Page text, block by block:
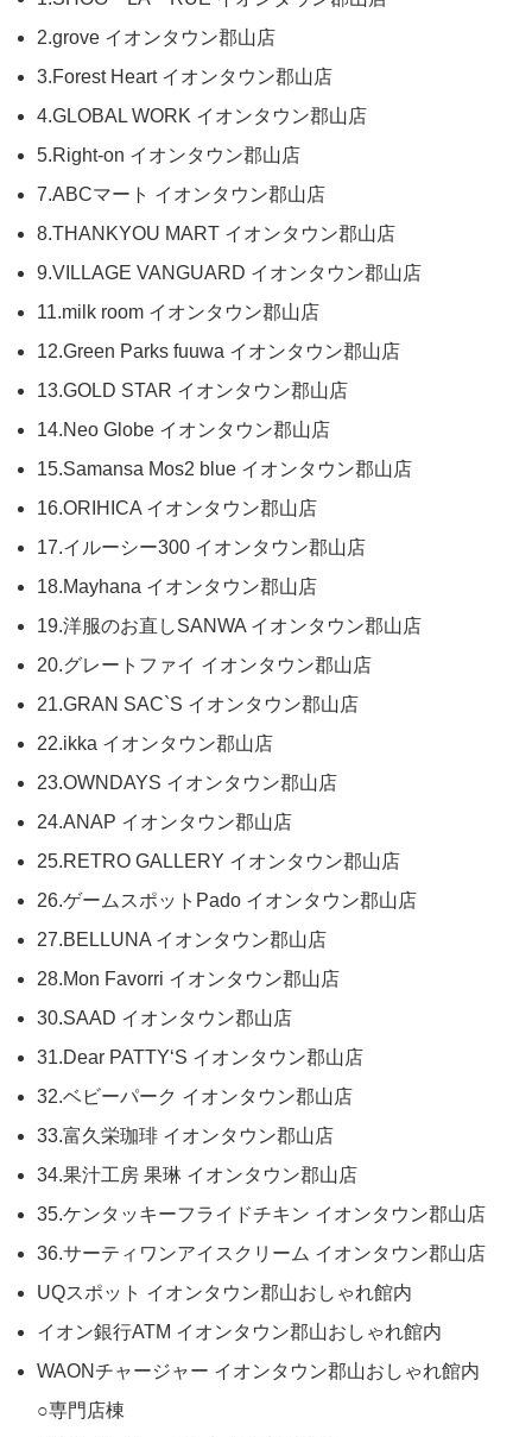
2.grove イオンタウン郡山店
3.Forest Heart イオンタウン郡山店
4.GLOBAL WORK イオンタウン郡山店
5.Right-on イオンタウン郡山店
7.ABCマート イオンタウン郡山店
8.THANKYOU MART イオンタウン郡山店
9.VILLAGE VANGUARD イオンタウン郡山店
11.milk room イオンタウン郡山店
12.Green Parks fuuwa イオンタウン郡山店
13.GOLD STAR イオンタウン郡山店
14.Neo Globe イオンタウン郡山店
15.Samansa Mos2 blue イオンタウン郡山店
16.ORIHICA イオンタウン郡山店
17.イルーシー300 イオンタウン郡山店
18.Mayhana イオンタウン郡山店
19.洋服のお直しSANWA イオンタウン郡山店
20.グレートファイ イオンタウン郡山店
21.GRAN SAC`S イオンタウン郡山店
22.ikka イオンタウン郡山店
23.OWNDAYS イオンタウン郡山店
24.ANAP イオンタウン郡山店
25.RETRO GALLERY イオンタウン郡山店
26.ゲームスポットPado イオンタウン郡山店
27.BELLUNA イオンタウン郡山店
28.Mon Favorri イオンタウン郡山店
30.SAAD イオンタウン郡山店
31.Dear PATTY‘S イオンタウン郡山店
32.ベビーパーク イオンタウン郡山店
33.富久栄珈琲 イオンタウン郡山店
34.果汁工房 果琳 イオンタウン郡山店
35.ケンタッキーフライドチキン イオンタウン郡山店
36.サーティワンアイスクリーム イオンタウン郡山店
UQスポット イオンタウン郡山おしゃれ館内
イオン銀行ATM イオンタウン郡山おしゃれ館内
WAONチャージャー イオンタウン郡山おしゃれ館内
○専門店棟